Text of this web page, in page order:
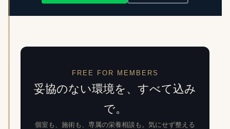
FREE FOR MEMBERS
妥協のない環境を、すべて込み
で。
個室も、施術も、専属の栄養相談も。気にせず整える